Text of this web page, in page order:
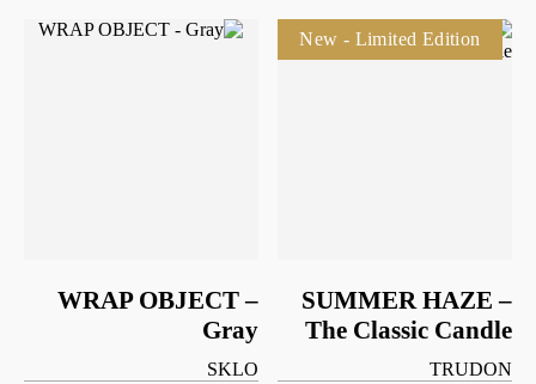
New - Limited Edition
SUMMER HAZE –
The Classic Candle
TRUDON
WRAP OBJECT –
Gray
SKLO